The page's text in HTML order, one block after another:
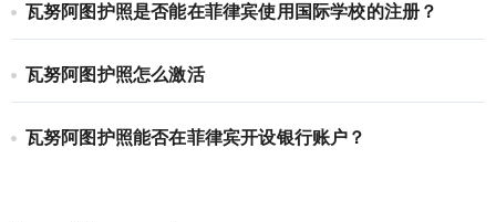
瓦努阿图护照是否能在菲律宾使用国际学校的注册？
瓦努阿图护照怎么激活
瓦努阿图护照能否在菲律宾开设银行账户？